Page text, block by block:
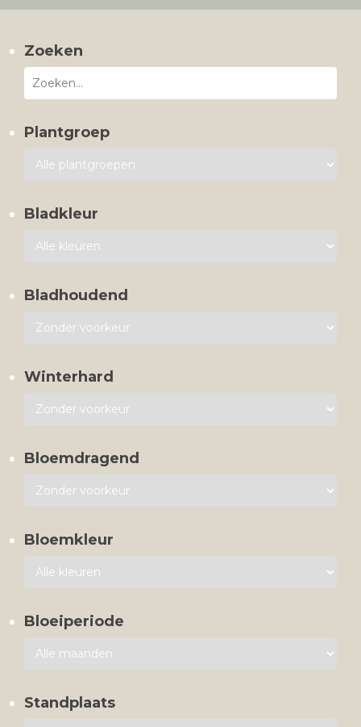
Zoeken
Plantgroep
Bladkleur
Bladhoudend
Winterhard
Bloemdragend
Bloemkleur
Bloeiperiode
Standplaats